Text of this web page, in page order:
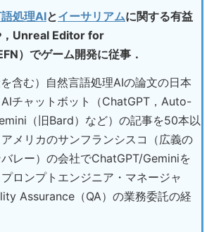
処理AIとイーサリアムに関する有益
，Unreal Editor for
）でゲーム開発に従事．
を含む）自然言語処理AIの論文の日本
チャットボット（ChatGPT，Auto-
（旧Bard）など）の記事を50本以
メリカのサンフランシスコ（広義の
レー）の会社でChatGPT/Geminiを
ロンプトエンジニア・マネージャ
Assurance（QA）の業務委託の経